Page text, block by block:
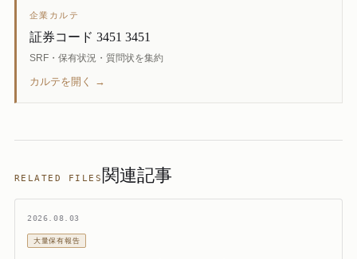
企業カルテ
証券コード 3451 3451
SRF・保有状況・質問状を集約
カルテを開く →
RELATED FILES 関連記事
2026.08.03
大量保有報告